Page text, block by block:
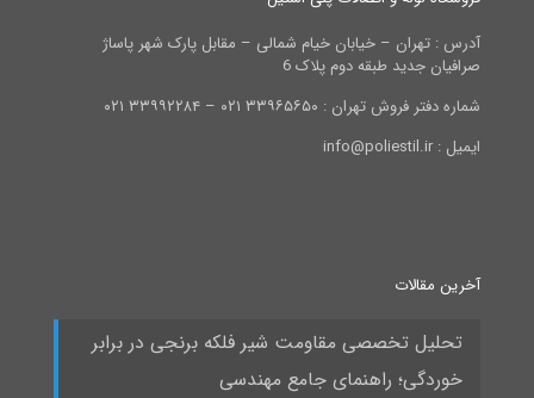
آدرس : تهران – خیابان خیام شمالی – مقابل پارک شهر پاساژ
صرافیان جدید طبقه دوم پلاک 6
شماره دفتر فروش تهران : ۳۳۹۶۵۶۵۰ ۰۲۱ – ۳۳۹۹۲۲۸۴ ۰۲۱
ایمیل : info@poliestil.ir
آخرین مقالات
تحلیل تخصصی مقاومت شیر فلکه برنجی در برابر
خوردگی؛ راهنمای جامع مهندسی